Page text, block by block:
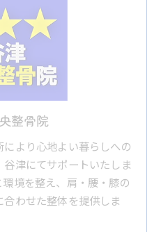
整骨院
より心地よい暮らしへの
津にてサポートいたしま
境を整え、肩・腰・膝の
わせた整体を提供しま